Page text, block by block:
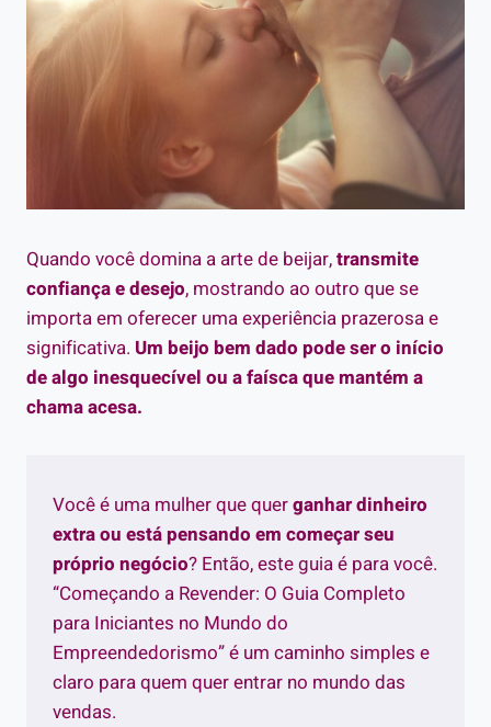
Quando você domina a arte de beijar,transmite
confiança e desejo, mostrando ao outro que se
importa em oferecer uma experiência prazerosa e
significativa. Um beijo bem dado pode ser o início
de algo inesquecível ou a faísca que mantém a
chama acesa.
Você é uma mulher que querganhar dinheiro
extra ou está pensando em começar seu
próprio negócio? Então, este guia é para você.
“Começando a Revender: O Guia Completo
para Iniciantes no Mundo do
Empreendedorismo” é um caminho simples e
claro para quem quer entrar no mundo das
vendas.